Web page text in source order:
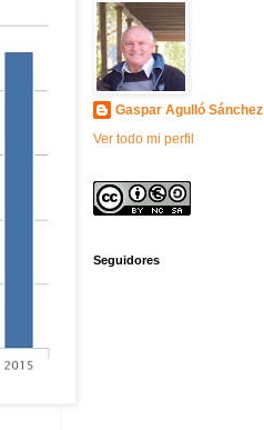
Gaspar Agulló Sánchez
Ver todo mi perfil
Seguidores